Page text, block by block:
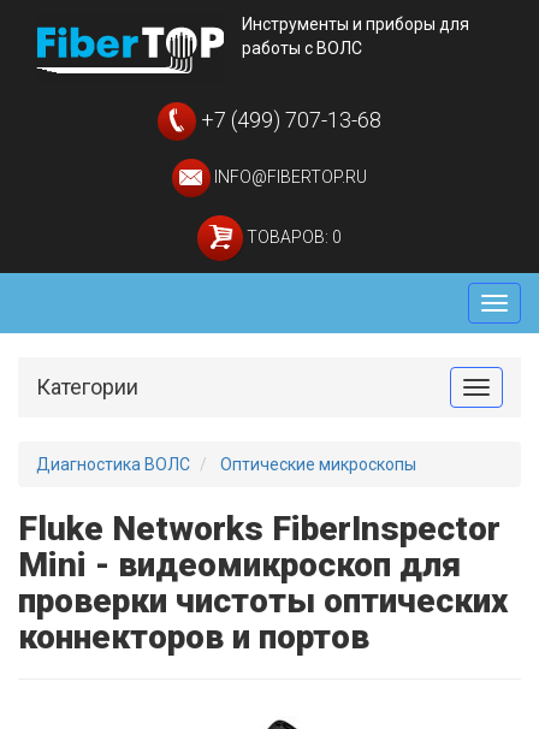
Инструменты и приборы для
работы с ВОЛС
+7 (499) 707-13-68
INFO@FIBERTOP.RU
ТОВАРОВ: 0
Меню
Toggle
Категории
Диагностика ВОЛС Оптические микроскопы
Fluke Networks FiberInspector
Mini - видеомикроскоп для
проверки чистоты оптических
коннекторов и портов